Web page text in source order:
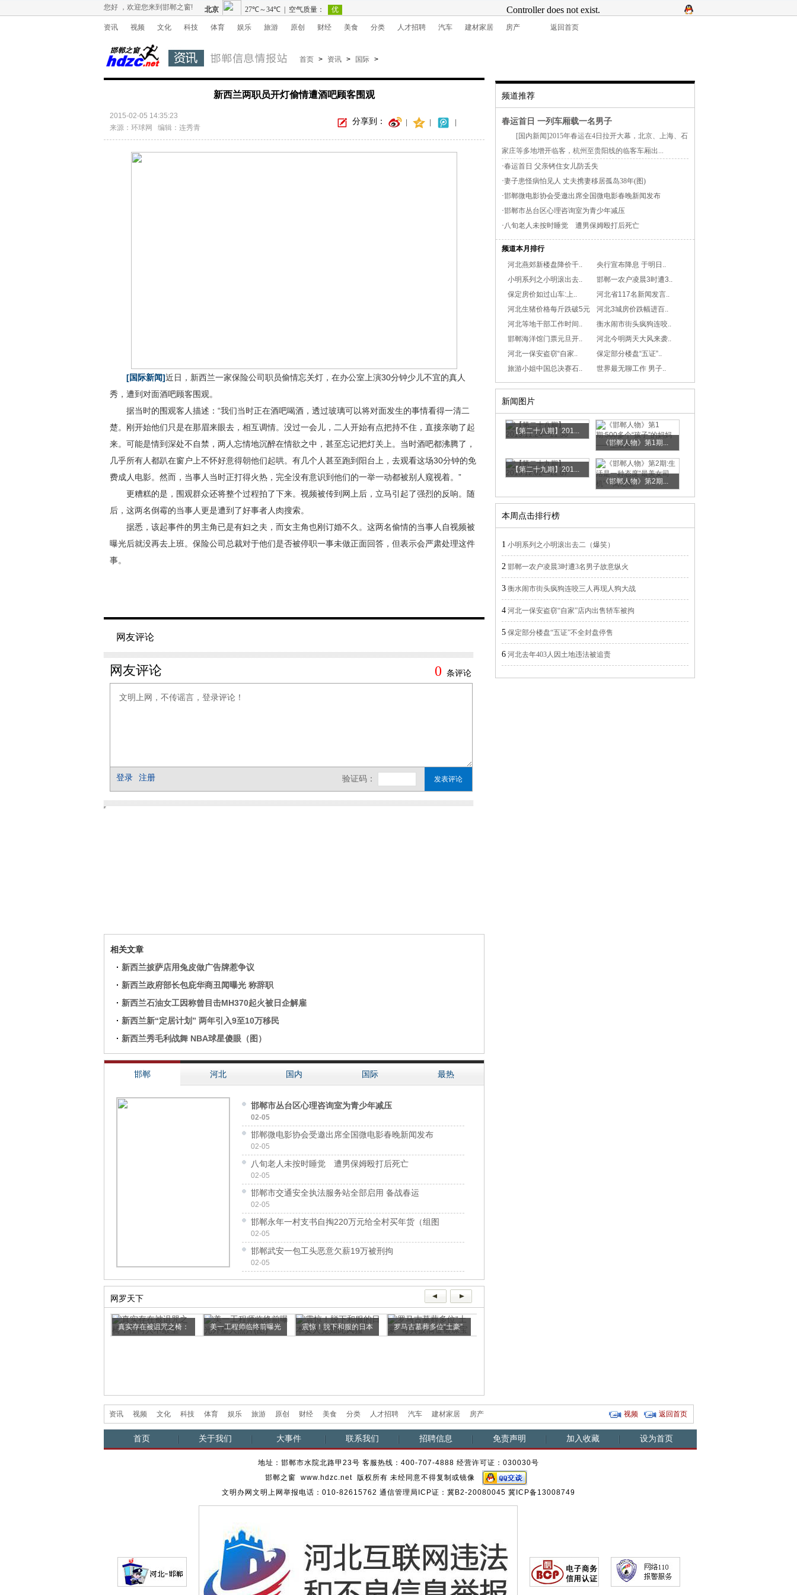
您好 ，欢迎您来到邯郸之窗!
资讯 视频 文化 科技 体育 娱乐 旅游 原创 财经 美食 分类 人才招聘 汽车 建材家居 房产 返回首页
首页 > 资讯 > 国际 >
新西兰两职员开灯偷情遭酒吧顾客围观
分享到：
2015-02-05 14:35:23
来源：环球网 编辑：连秀青
[国际新闻]近日，新西兰一家保险公司职员偷情忘关灯，在办公室上演30分钟少儿不宜的真人
秀，遭到对面酒吧顾客围观。
据当时的围观客人描述：“我们当时正在酒吧喝酒，透过玻璃可以将对面发生的事情看得一清二
楚。刚开始他们只是在那眉来眼去，相互调情。没过一会儿，二人开始有点把持不住，直接亲吻了起
来。可能是情到深处不自禁，两人忘情地沉醉在情欲之中，甚至忘记把灯关上。当时酒吧都沸腾了，
几乎所有人都趴在窗户上不怀好意得朝他们起哄。有几个人甚至跑到阳台上，去观看这场30分钟的免
费成人电影。然而，当事人当时正打得火热，完全没有意识到他们的一举一动都被别人窥视着。”
更糟糕的是，围观群众还将整个过程拍了下来。视频被传到网上后，立马引起了强烈的反响。随
后，这两名倒霉的当事人更是遭到了好事者人肉搜索。
据悉，该起事件的男主角已是有妇之夫，而女主角也刚订婚不久。这两名偷情的当事人自视频被
曝光后就没再去上班。保险公司总裁对于他们是否被停职一事未做正面回答，但表示会严肃处理这件
事。
网友评论
相关文章
· 新西兰披萨店用兔皮做广告牌惹争议
· 新西兰政府部长包庇华商丑闻曝光 称辞职
· 新西兰石油女工因称曾目击MH370起火被日企解雇
· 新西兰新“定居计划” 两年引入9至10万移民
· 新西兰秀毛利战舞 NBA球星傻眼（图）
邯郸 河北 国内 国际 最热
邯郸市丛台区心理咨询室为青少年减压
02-05
邯郸微电影协会受邀出席全国微电影春晚新闻发布
02-05
八旬老人未按时睡觉 遭男保姆殴打后死亡
02-05
邯郸市交通安全执法服务站全部启用 备战春运
02-05
邯郸永年一村支书自掏220万元给全村买年货（组图
02-05
邯郸武安一包工头恶意欠薪19万被刑拘
02-05
网罗天下
真实存在被诅咒之椅： 美一工程师临终前曝光 震惊！脱下和服的日本 罗马古墓葬多位“土豪”
频道推荐
春运首日 一列车厢载一名男子
[国内新闻]2015年春运在4日拉开大幕，北京、上海、石
家庄等多地增开临客，杭州至贵阳线的临客车厢出...
·春运首日 父亲铐住女儿防丢失
·妻子患怪病怕见人 丈夫携妻移居孤岛38年(图)
·邯郸微电影协会受邀出席全国微电影春晚新闻发布
·邯郸市丛台区心理咨询室为青少年减压
·八旬老人未按时睡觉 遭男保姆殴打后死亡
频道本月排行
河北燕郊新楼盘降价千..
央行宣布降息 于明日..
小明系列之小明滚出去..
邯郸一农户凌晨3时遭3..
保定房价如过山车:上..
河北省117名新闻发言..
河北生猪价格每斤跌破5元
河北3城房价跌幅进百..
河北等地干部工作时间..
衡水闹市街头疯狗连咬..
邯郸海洋馆门票元旦开..
河北今明两天大风来袭..
河北一保安盗窃“自家..
保定部分楼盘“五证”..
旅游小姐中国总决赛石..
世界最无聊工作 男子..
新闻图片
【第二十八期】201...
《邯郸人物》第1期...
【第二十九期】201...
《邯郸人物》第2期...
本周点击排行榜
1 小明系列之小明滚出去二（爆笑）
2 邯郸一农户凌晨3时遭3名男子故意纵火
3 衡水闹市街头疯狗连咬三人再现人狗大战
4 河北一保安盗窃“自家”店内出售轿车被拘
5 保定部分楼盘“五证”不全封盘停售
6 河北去年403人因土地违法被追责
资讯 视频 文化 科技 体育 娱乐 旅游 原创 财经 美食 分类 人才招聘 汽车 建材家居 房产 返回首页
视频
首页 关于我们 大事件 联系我们 招聘信息 免责声明 加入收藏 设为首页
地址：邯郸市水院北路甲23号 客服热线：400-707-4888 经营许可证：030030号
邯郸之窗 www.hdzc.net 版权所有 未经同意不得复制或镜像
文明办网文明上网举报电话：010-82615762 通信管理局ICP证：冀B2-20080045 冀ICP备13008749